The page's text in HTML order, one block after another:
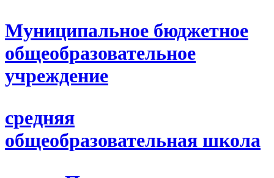
Муниципальное бюджетное
общеобразовательное
учреждение
средняя
общеобразовательная школа